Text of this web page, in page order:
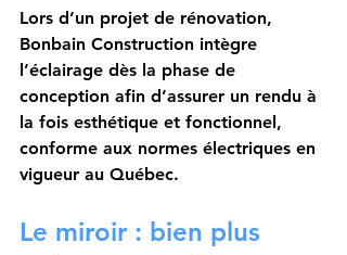
Lors d’un projet de rénovation,
Bonbain Construction intègre
l’éclairage dès la phase de
conception afin d’assurer un rendu à
la fois esthétique et fonctionnel,
conforme aux normes électriques en
vigueur au Québec.
Le miroir : bien plus